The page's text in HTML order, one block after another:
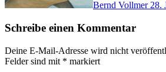
Bernd Vollmer 28.
Schreibe einen Kommentar
Deine E-Mail-Adresse wird nicht
Felder sind mit * markiert